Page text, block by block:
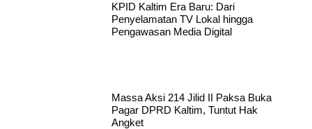
KPID Kaltim Era Baru: Dari
Penyelamatan TV Lokal hingga
Pengawasan Media Digital
Massa Aksi 214 Jilid II Paksa Buka
Pagar DPRD Kaltim, Tuntut Hak
Angket